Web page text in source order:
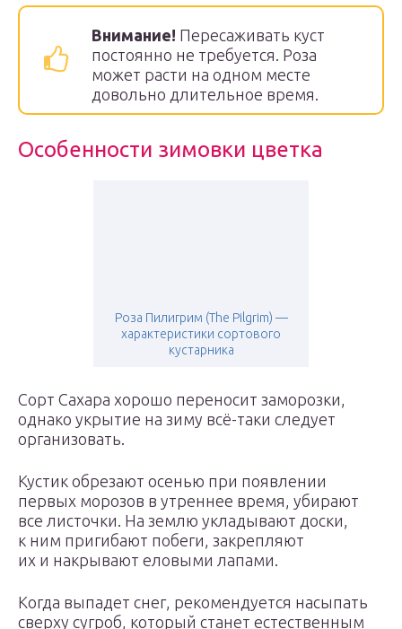
Внимание! Пересаживать куст
постоянно не требуется. Роза
может расти на одном месте
довольно длительное время.
Особенности зимовки цветка
Роза Пилигрим (The Pilgrim) —
характеристики сортового
кустарника
Сорт Сахара хорошо переносит заморозки,
однако укрытие на зиму всё-таки следует
организовать.
Кустик обрезают осенью при появлении
первых морозов в утреннее время, убирают
все листочки. На землю укладывают доски,
к ним пригибают побеги, закрепляют
их и накрывают еловыми лапами.
Когда выпадет снег, рекомендуется насыпать
сверху сугроб, который станет естественным